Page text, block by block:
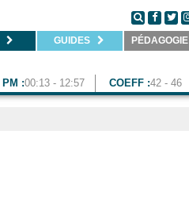
GUIDES PÉDAGOGIE
PM :00:13 - 12:57 COEFF :42 - 46